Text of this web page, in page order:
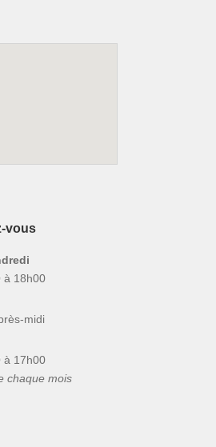
vous
à 18h00
midi
à 17h00
chaque mois